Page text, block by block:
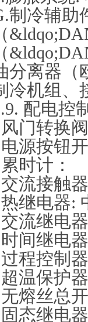
制冷辅助
（
（
分离器（
冷机组、
配电控
门转换
源按钮
时计：
流接触
继电器:
流继电
间继电
过程控制
温保护
熔丝总
态继电